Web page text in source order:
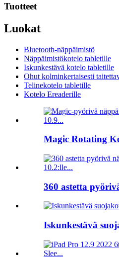
Tuotteet
Luokat
Bluetooth-näppäimistö
Näppäimistökotelo tabletille
Iskunkestävä kotelo tabletille
Ohut kolminkertaisesti
Telinekotelo tabletille
Kotelo Ereaderille
Magic Rotating
360 astetta
Iskunkestävä